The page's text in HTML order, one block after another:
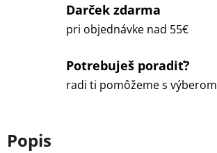
Darček zdarma
pri objednávke nad 55€
Potrebuješ poradiť?
radi ti pomôžeme s výberom
Popis